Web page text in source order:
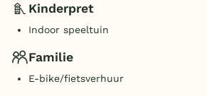
Kinderpret
Indoor speeltuin
Familie
E-bike/fietsverhuur